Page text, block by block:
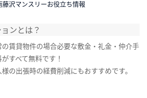
藤沢マンスリーお役立ち情報
ンとは？
の賃貸物件の場合必要な敷金・礼金・仲介手
すべて無料です！
様の出張時の経費削減にもおすすめです。